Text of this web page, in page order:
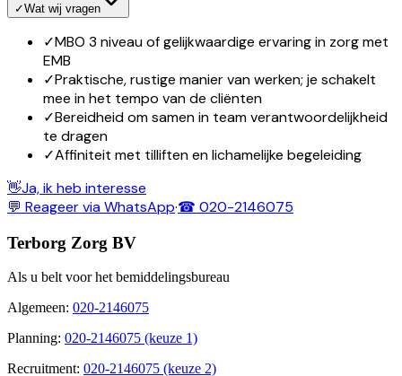
✓Wat wij vragen
✓MBO 3 niveau of gelijkwaardige ervaring in zorg met
EMB
✓Praktische, rustige manier van werken; je schakelt
mee in het tempo van de cliënten
✓Bereidheid om samen in team verantwoordelijkheid
te dragen
✓Affiniteit met tilliften en lichamelijke begeleiding
👋Ja, ik heb interesse
💬 Reageer via WhatsApp·☎ 020-2146075
Terborg Zorg BV
Als u belt voor het bemiddelingsbureau
Algemeen: 020-2146075
Planning: 020-2146075 (keuze 1)
Recruitment: 020-2146075 (keuze 2)